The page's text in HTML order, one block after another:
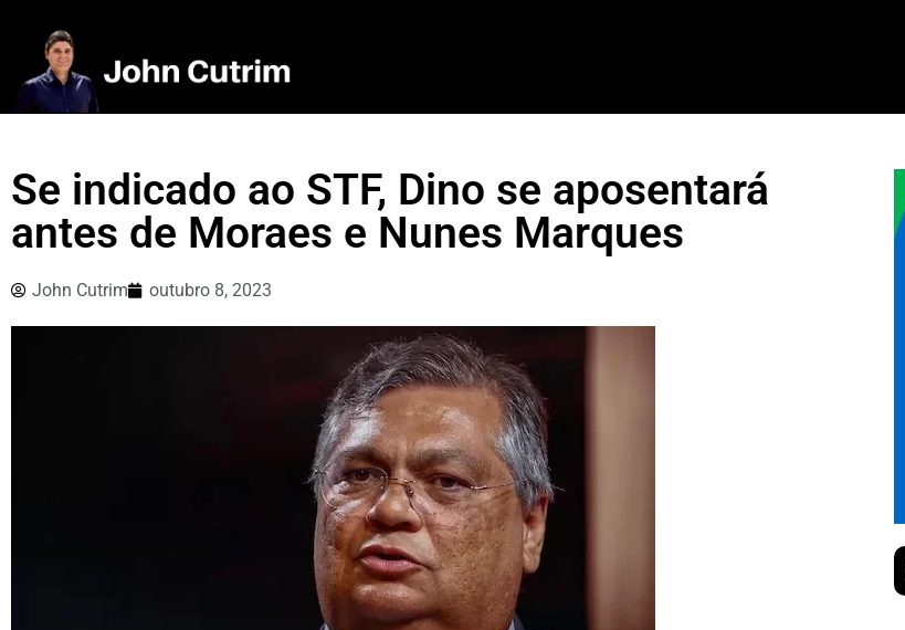
Se indicado ao STF, Dino se aposentará
antes de Moraes e Nunes Marques
John Cutrim outubro 8, 2023